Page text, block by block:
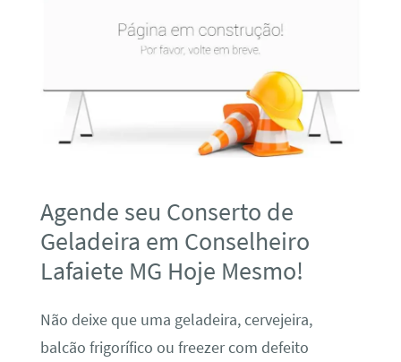
Agende seu Conserto de
Geladeira em Conselheiro
Lafaiete MG Hoje Mesmo!
Não deixe que uma geladeira, cervejeira,
balcão frigorífico ou freezer com defeito